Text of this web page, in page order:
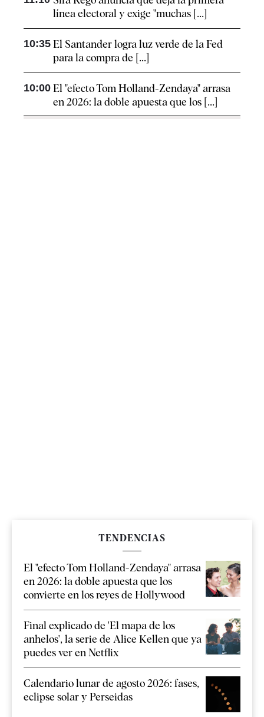
línea electoral y exige "muchas [...]
10:35 El Santander logra luz verde de la Fed
para la compra de [...]
10:00 El "efecto Tom Holland-Zendaya" arrasa
en 2026: la doble apuesta que los [...]
TENDENCIAS
El "efecto Tom Holland-Zendaya" arrasa
en 2026: la doble apuesta que los
convierte en los reyes de Hollywood
Final explicado de 'El mapa de los
anhelos', la serie de Alice Kellen que ya
puedes ver en Netflix
Calendario lunar de agosto 2026: fases,
eclipse solar y Perseidas